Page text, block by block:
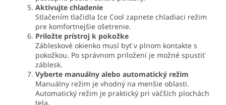
Aktivujte chladenie
Stlačením tlačidla Ice Cool zapnete chladiaci režim
pre komfortnejšie ošetrenie.
Priložte prístroj k pokožke
Zábleskové okienko musí byť v plnom kontakte s
pokožkou. Po správnom priložení je možné spustiť
záblesk.
Vyberte manuálny alebo automatický režim
Manuálny režim je vhodný na menšie oblasti.
Automatický režim je praktický pri väčších plochách
tela.